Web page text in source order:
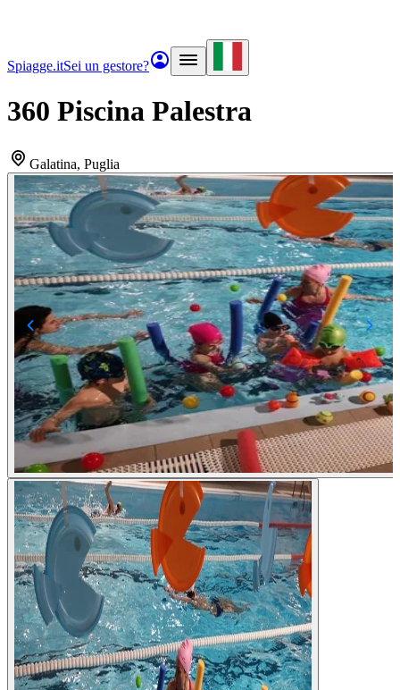
Spiagge.itSei un gestore?
360 Piscina Palestra
Galatina, Puglia